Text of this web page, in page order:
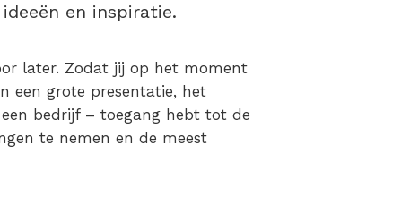
en inspiratie.
later. Zodat jij op het moment
een grote presentatie, het
bedrijf – toegang hebt tot de
te nemen en de meest